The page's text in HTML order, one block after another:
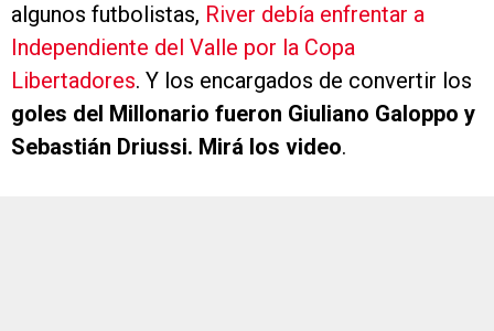
algunos futbolistas, River debía enfrentar a
Independiente del Valle por la Copa
Libertadores. Y los encargados de convertir los
goles del Millonario fueron Giuliano Galoppo y
Sebastián Driussi. Mirá los video.